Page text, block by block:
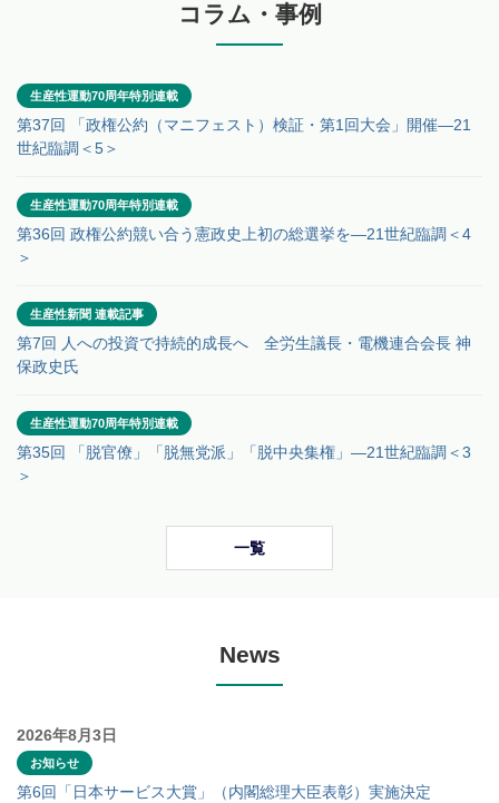
コラム・事例
生産性運動70周年特別連載
第37回 「政権公約（マニフェスト）検証・第1回大会」開催―21
世紀臨調＜5＞
生産性運動70周年特別連載
第36回 政権公約競い合う憲政史上初の総選挙を―21世紀臨調＜4
＞
生産性新聞 連載記事
第7回 人への投資で持続的成長へ 全労生議長・電機連合会長 神
保政史氏
生産性運動70周年特別連載
第35回 「脱官僚」「脱無党派」「脱中央集権」―21世紀臨調＜3
＞
一覧
News
2026年8月3日
お知らせ
第6回「日本サービス大賞」（内閣総理大臣表彰）実施決定